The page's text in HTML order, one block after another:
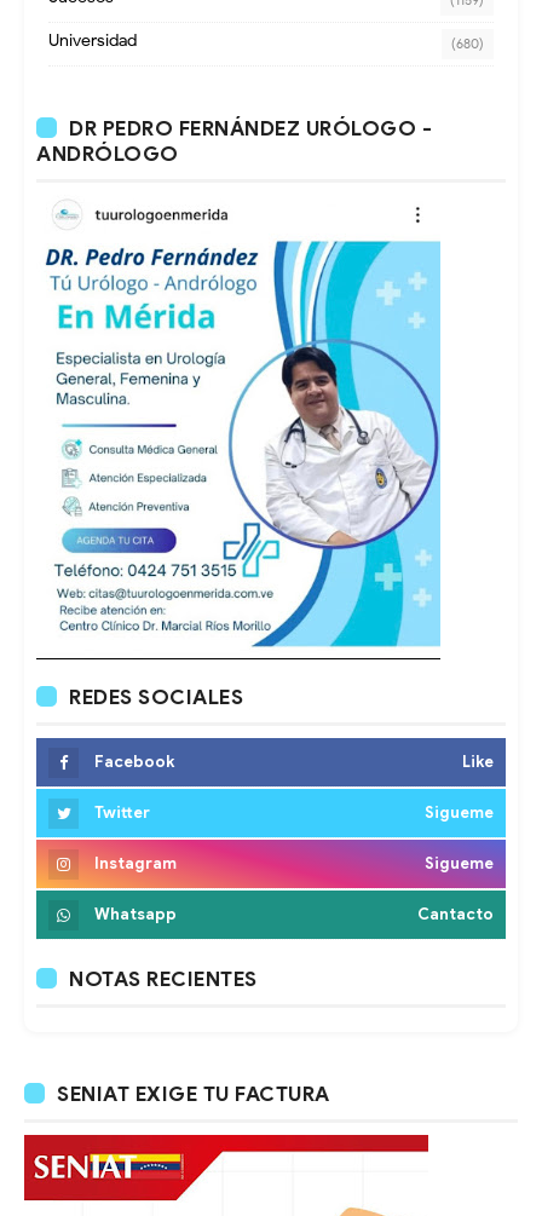
Universidad (680)
DR PEDRO FERNÁNDEZ URÓLOGO -
ANDRÓLOGO
REDES SOCIALES
Facebook Like
Twitter Sigueme
Instagram Sigueme
Whatsapp Cantacto
NOTAS RECIENTES
SENIAT EXIGE TU FACTURA